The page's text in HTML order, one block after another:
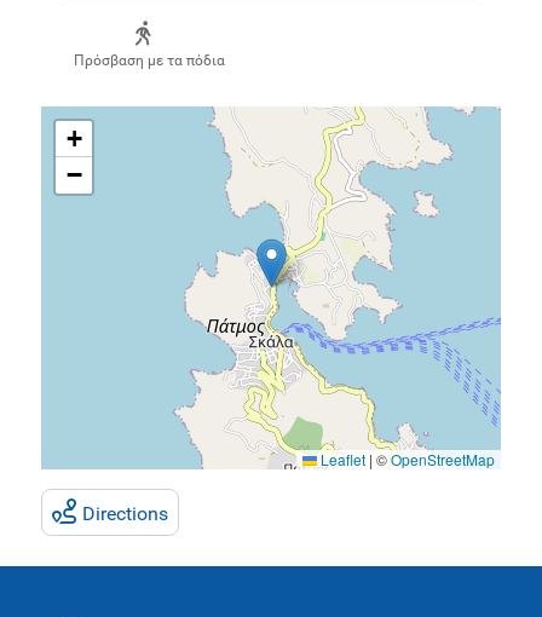
Πρόσβαση με τα πόδια
+
−
Leaflet | ©OpenStreetMap
Directions